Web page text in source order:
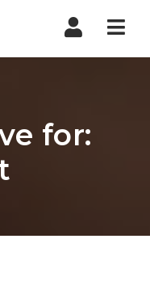
for: